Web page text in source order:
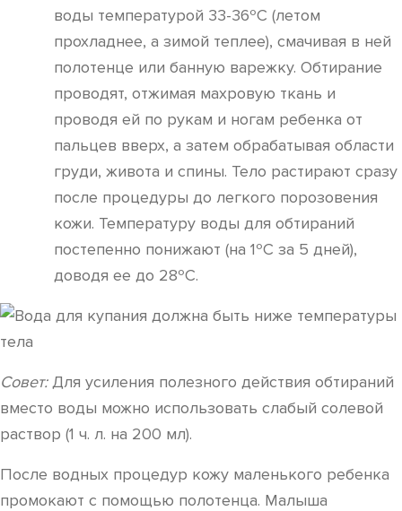
воды температурой 33-36ºC (летом
прохладнее, а зимой теплее), смачивая в ней
полотенце или банную варежку. Обтирание
проводят, отжимая махровую ткань и
проводя ей по рукам и ногам ребенка от
пальцев вверх, а затем обрабатывая области
груди, живота и спины. Тело растирают сразу
после процедуры до легкого порозовения
кожи. Температуру воды для обтираний
постепенно понижают (на 1ºC за 5 дней),
доводя ее до 28ºC.
Совет:Для усиления полезного действия обтираний
вместо воды можно использовать слабый солевой
раствор (1 ч. л. на 200 мл).
После водных процедур кожу маленького ребенка
промокают с помощью полотенца. Малыша